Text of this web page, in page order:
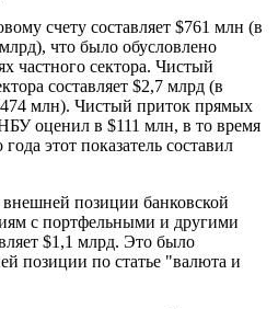
счету составляет $761 млн (в
что было обусловлено
частного сектора. Чистый
составляет $2,7 млрд (в
млн). Чистый приток прямых
оценил в $111 млн, в то время
этот показатель составил
внешней позиции банковской
с портфельными и другими
$1,1 млрд. Это было
позиции по статье "валюта и